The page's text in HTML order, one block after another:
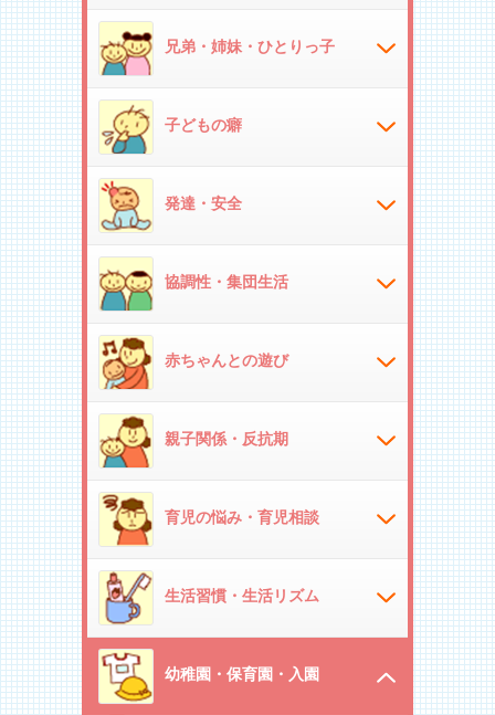
兄弟・姉妹・ひとりっ子
子どもの癖
発達・安全
協調性・集団生活
赤ちゃんとの遊び
親子関係・反抗期
育児の悩み・育児相談
生活習慣・生活リズム
幼稚園・保育園・入園